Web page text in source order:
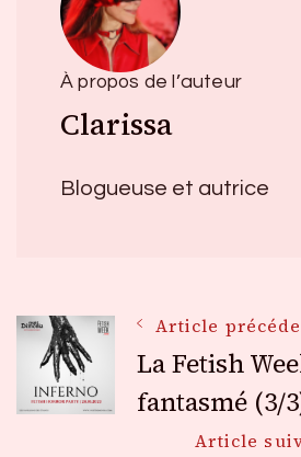
À propos de l’auteur
Clarissa
Blogueuse et autrice
Navigation
des
Article
La Fetish
fantasmé (3/
Article